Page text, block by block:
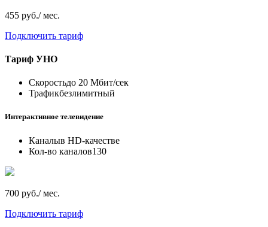
455 руб./ мес.
Подключить тариф
Тариф УНО
Скоростьдо 20 Мбит/сек
Трафикбезлимитный
Интерактивное телевидение
Каналыв HD-качестве
Кол-во каналов130
700 руб./ мес.
Подключить тариф